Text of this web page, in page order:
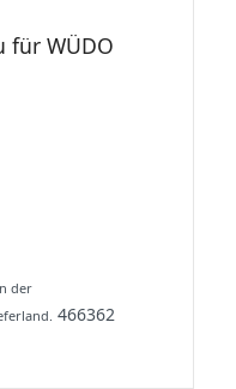
für WÜDO
der
466362